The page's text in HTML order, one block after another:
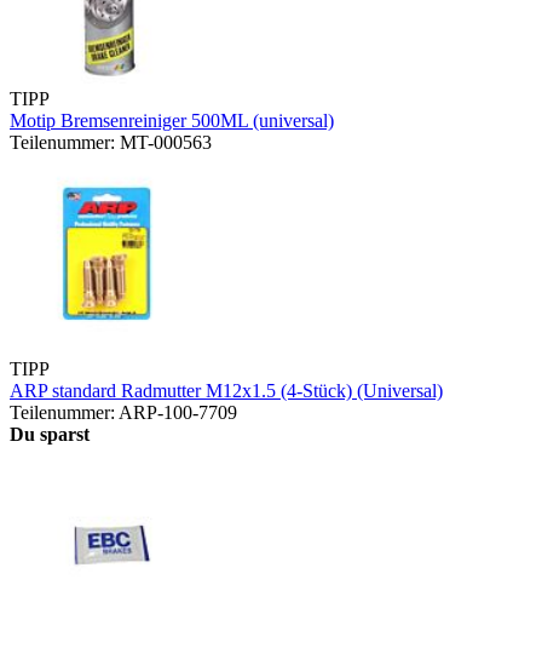
TIPP
Motip Bremsenreiniger 500ML (universal)
Teilenummer: MT-000563
TIPP
ARP standard Radmutter M12x1.5 (4-Stück) (Universal)
Teilenummer: ARP-100-7709
Du sparst